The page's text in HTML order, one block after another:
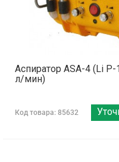
Аспиратор ASA-4 (Li
л/мин)
Код товара: 85632